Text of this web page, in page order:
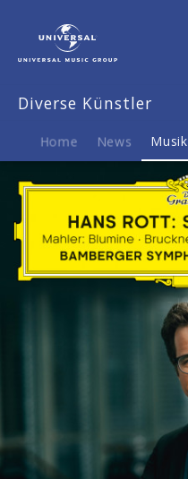
Musik
Hans
Symphony
No.
Mahler:
Blumine
Bruckner:
Diverse Künstler
Home News Musik